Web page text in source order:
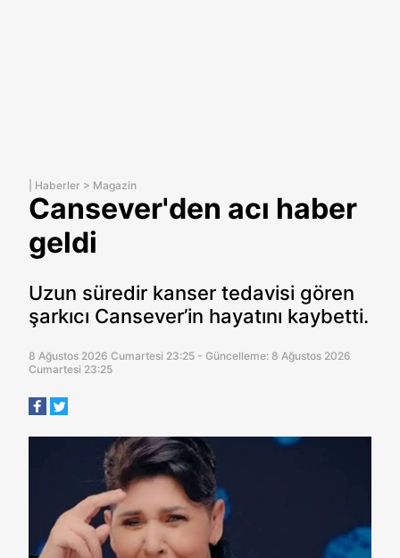
Haberler > Magazin
Cansever'den acı haber
geldi
Uzun süredir kanser tedavisi gören
şarkıcı Cansever’in hayatını kaybetti.
8 Ağustos 2026 Cumartesi 23:25 - Güncelleme: 8 Ağustos 2026
Cumartesi 23:25